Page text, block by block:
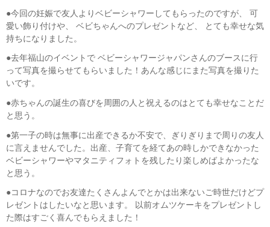
●今回の妊娠で友人よりベビーシャワーしてもらったのですが、 可
愛い飾り付けや、 ベビちゃんへのプレゼントなど、 とても幸せな気
持ちになりました。
●去年福山のイベントで ベビーシャワージャパンさんのブースに行
って写真を撮らせてもらいました！あんな感じにまた写真を撮りた
いです。
●赤ちゃんの誕生の喜びを周囲の人と祝えるのはとても幸せなことだ
と思う。
●第一子の時は無事に出産できるか不安で、ぎりぎりまで周りの友人
に言えませんでした。出産、子育てを経てあの時しかできなかった
ベビーシャワーやマタニティフォトを残したり楽しめばよかったな
と思う。
●コロナなのでお友達たくさんよんでとかは出来ないご時世だけどプ
レゼントはしたいなと思います。 以前オムツケーキをプレゼントし
た際はすごく喜んでもらえました！